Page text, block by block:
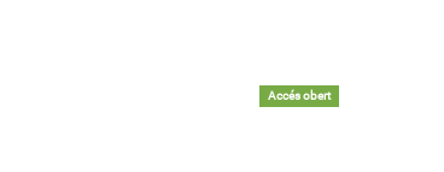
Accés obert